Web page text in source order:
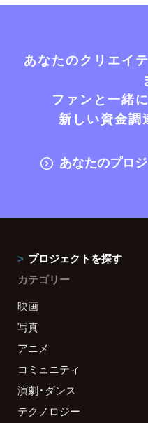
あなたのクリエイ
ファンと一緒
新しい資金調
あなたのプロ
プロジェクトを探す
カテゴリー
映画
写真
アニメ
コミュニティ
演劇・ダンス
テクノロジー